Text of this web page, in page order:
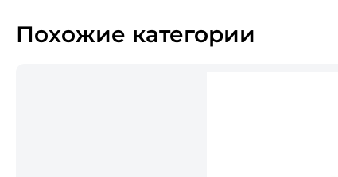
Похожие категории